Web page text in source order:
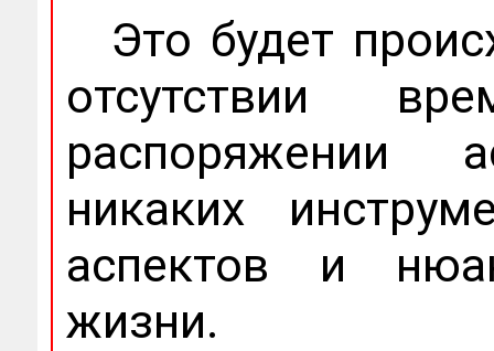
Это будет
отсутствии
распоряжении
никаких
аспектов и
жизни.